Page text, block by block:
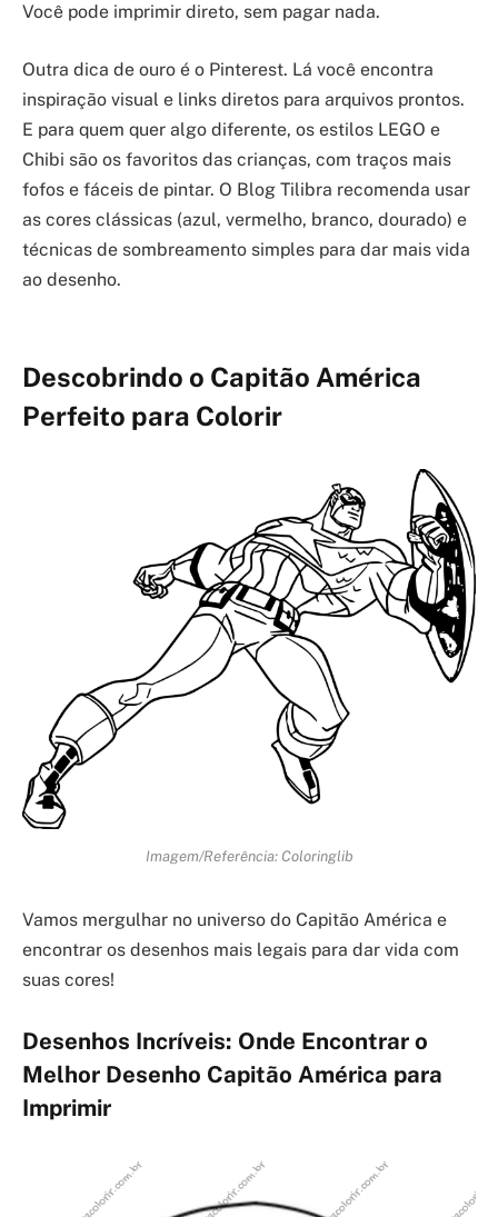
Você pode imprimir direto, sem pagar nada.
Outra dica de ouro é o Pinterest. Lá você encontra
inspiração visual e links diretos para arquivos prontos.
E para quem quer algo diferente, os estilos LEGO e
Chibi são os favoritos das crianças, com traços mais
fofos e fáceis de pintar. O Blog Tilibra recomenda usar
as cores clássicas (azul, vermelho, branco, dourado) e
técnicas de sombreamento simples para dar mais vida
ao desenho.
Descobrindo o Capitão América
Perfeito para Colorir
Imagem/Referência: Coloringlib
Vamos mergulhar no universo do Capitão América e
encontrar os desenhos mais legais para dar vida com
suas cores!
Desenhos Incríveis: Onde Encontrar o
Melhor Desenho Capitão América para
Imprimir